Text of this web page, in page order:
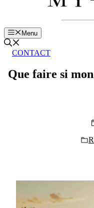
Menu
CONTACT
Que faire si